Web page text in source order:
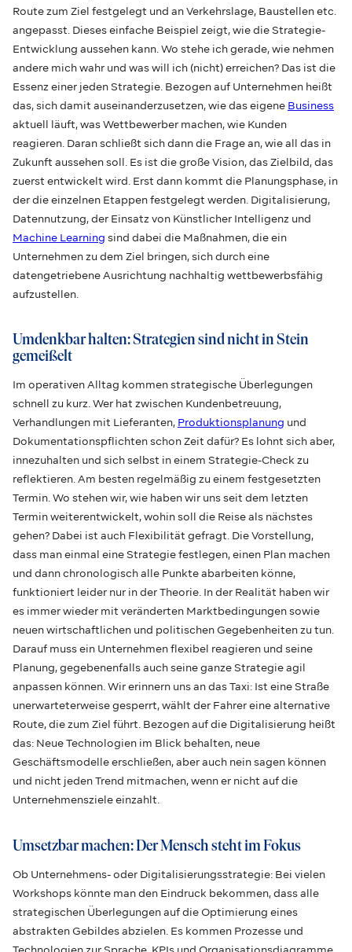
Route zum Ziel festgelegt und an Verkehrslage, Baustellen etc.
angepasst. Dieses einfache Beispiel zeigt, wie die Strategie-
Entwicklung aussehen kann. Wo stehe ich gerade, wie nehmen
andere mich wahr und was will ich (nicht) erreichen? Das ist die
Essenz einer jeden Strategie. Bezogen auf Unternehmen heißt
das, sich damit auseinanderzusetzen, wie das eigene Business
aktuell läuft, was Wettbewerber machen, wie Kunden
reagieren. Daran schließt sich dann die Frage an, wie all das in
Zukunft aussehen soll. Es ist die große Vision, das Zielbild, das
zuerst entwickelt wird. Erst dann kommt die Planungsphase, in
der die einzelnen Etappen festgelegt werden. Digitalisierung,
Datennutzung, der Einsatz von Künstlicher Intelligenz und
Machine Learning sind dabei die Maßnahmen, die ein
Unternehmen zu dem Ziel bringen, sich durch eine
datengetriebene Ausrichtung nachhaltig wettbewerbsfähig
aufzustellen.
Umdenkbar halten: Strategien sind nicht in Stein
gemeißelt
Im operativen Alltag kommen strategische Überlegungen
schnell zu kurz. Wer hat zwischen Kundenbetreuung,
Verhandlungen mit Lieferanten, Produktionsplanung und
Dokumentationspflichten schon Zeit dafür? Es lohnt sich aber,
innezuhalten und sich selbst in einem Strategie-Check zu
reflektieren. Am besten regelmäßig zu einem festgesetzten
Termin. Wo stehen wir, wie haben wir uns seit dem letzten
Termin weiterentwickelt, wohin soll die Reise als nächstes
gehen? Dabei ist auch Flexibilität gefragt. Die Vorstellung,
dass man einmal eine Strategie festlegen, einen Plan machen
und dann chronologisch alle Punkte abarbeiten könne,
funktioniert leider nur in der Theorie. In der Realität haben wir
es immer wieder mit veränderten Marktbedingungen sowie
neuen wirtschaftlichen und politischen Gegebenheiten zu tun.
Darauf muss ein Unternehmen flexibel reagieren und seine
Planung, gegebenenfalls auch seine ganze Strategie agil
anpassen können. Wir erinnern uns an das Taxi: Ist eine Straße
unerwarteterweise gesperrt, wählt der Fahrer eine alternative
Route, die zum Ziel führt. Bezogen auf die Digitalisierung heißt
das: Neue Technologien im Blick behalten, neue
Geschäftsmodelle erschließen, aber auch nein sagen können
und nicht jeden Trend mitmachen, wenn er nicht auf die
Unternehmensziele einzahlt.
Umsetzbar machen: Der Mensch steht im Fokus
Ob Unternehmens- oder Digitalisierungsstrategie: Bei vielen
Workshops könnte man den Eindruck bekommen, dass alle
strategischen Überlegungen auf die Optimierung eines
abstrakten Gebildes abzielen. Es kommen Prozesse und